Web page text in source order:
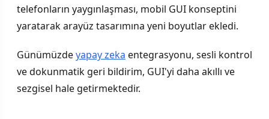
telefonların yaygınlaşması, mobil GUI konseptini
yaratarak arayüz tasarımına yeni boyutlar ekledi.
Günümüzdeyapay zeka entegrasyonu, sesli kontrol
ve dokunmatik geri bildirim, GUI'yi daha akıllı ve
sezgisel hale getirmektedir.